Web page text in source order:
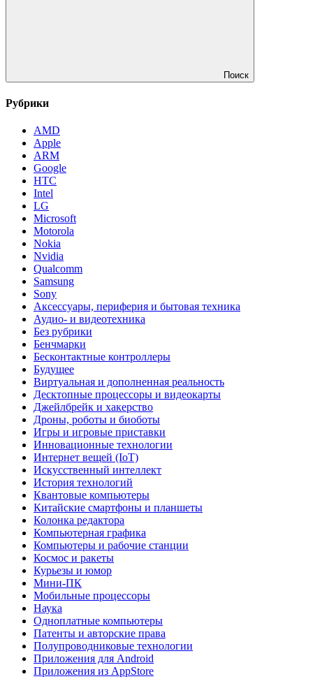
Поиск
Рубрики
AMD
Apple
ARM
Google
HTC
Intel
LG
Microsoft
Motorola
Nokia
Nvidia
Qualcomm
Samsung
Sony
Аксессуары, периферия и бытовая техника
Аудио- и видеотехника
Без рубрики
Бенчмарки
Бесконтактные контроллеры
Будущее
Виртуальная и дополненная реальность
Десктопные процессоры и видеокарты
Джейлбрейк и хакерство
Дроны, роботы и биоботы
Игры и игровые приставки
Инновационные технологии
Интернет вещей (IoT)
Искусственный интеллект
История технологий
Квантовые компьютеры
Китайские смартфоны и планшеты
Колонка редактора
Компьютерная графика
Компьютеры и рабочие станции
Космос и ракеты
Курьезы и юмор
Мини-ПК
Мобильные процессоры
Наука
Одноплатные компьютеры
Патенты и авторские права
Полупроводниковые технологии
Приложения для Android
Приложения из AppStore